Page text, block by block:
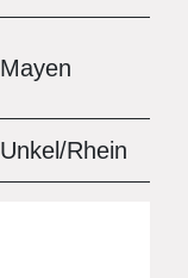
Mayen
Unkel/Rhein